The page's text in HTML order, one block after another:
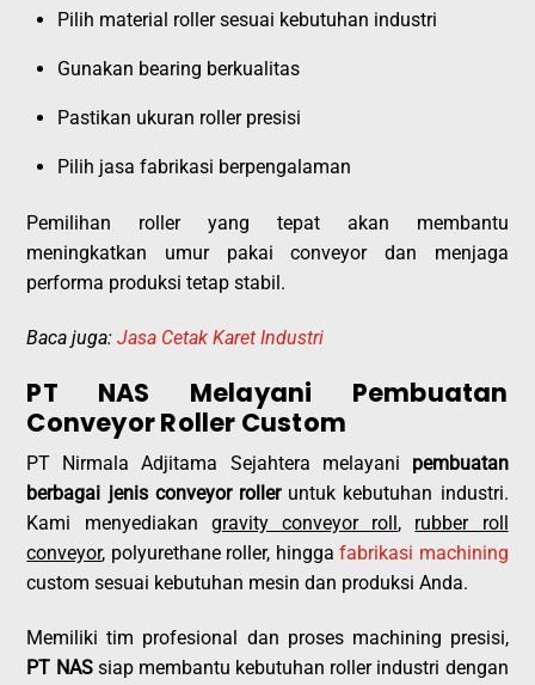
Pilih material roller sesuai kebutuhan industri
Gunakan bearing berkualitas
Pastikan ukuran roller presisi
Pilih jasa fabrikasi berpengalaman
Pemilihan roller yang tepat akan membantu
meningkatkan umur pakai conveyor dan menjaga
performa produksi tetap stabil.
Baca juga:Jasa Cetak Karet Industri
PT NAS Melayani Pembuatan
Conveyor Roller Custom
PT Nirmala Adjitama Sejahtera melayani pembuatan
berbagai jenis conveyor rolleruntuk kebutuhan industri.
Kami menyediakan gravity conveyor roll , rubber roll
conveyor, polyurethane roller, hinggafabrikasi machining
custom sesuai kebutuhan mesin dan produksi Anda.
Memiliki tim profesional dan proses machining presisi,
PT NASsiap membantu kebutuhan roller industri dengan